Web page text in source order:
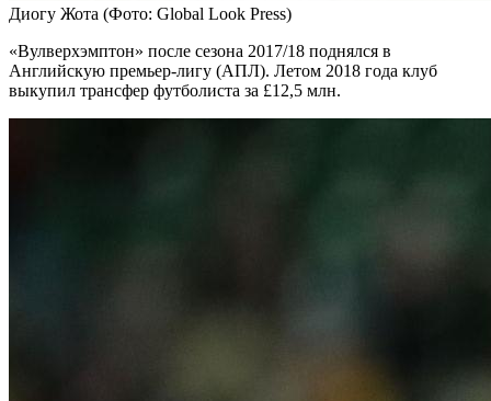
Диогу Жота (Фото: Global Look Press)
«Вулверхэмптон» после сезона 2017/18 поднялся в
Английскую премьер-лигу (АПЛ). Летом 2018 года клуб
выкупил трансфер футболиста за £12,5 млн.